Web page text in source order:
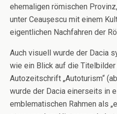
ehemaligen römischen
unter Ceaușescu mit einem
eigentlichen Nachfahren der
Auch visuell wurde der Dacia
wie ein Blick auf die Titelbilder
Autozeitschrift „Autoturism“
wurde der Dacia einerseits in
emblematischen Rahmen als